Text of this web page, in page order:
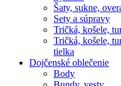
Šaty, sukne,
Sety a súpravy
Tričká, košele,
Tričká, košele,
tielka
Dojčenské oblečenie
Body